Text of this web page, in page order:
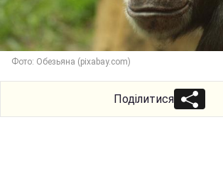
Фото: Обезьяна (pixabay.com)
Поділитися